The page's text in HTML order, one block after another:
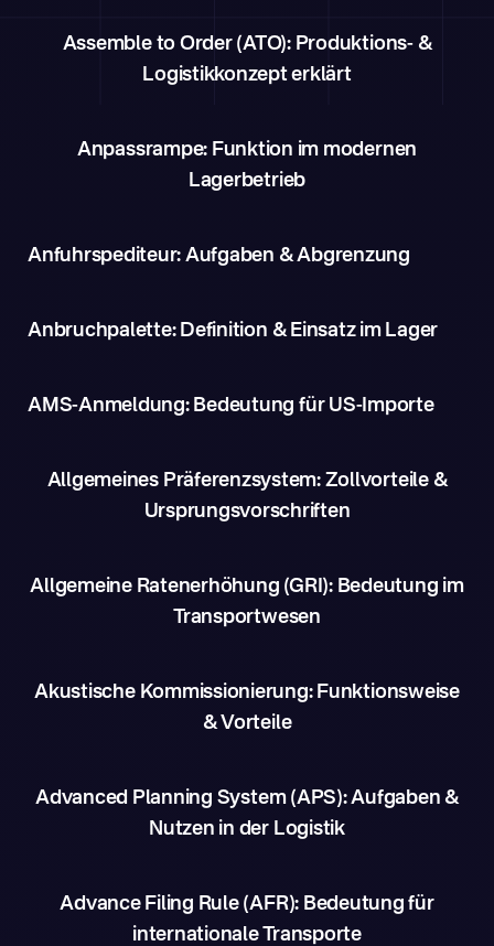
Assemble to Order (ATO): Produktions- &
Logistikkonzept erklärt
Anpassrampe: Funktion im modernen
Lagerbetrieb
Anfuhrspediteur: Aufgaben & Abgrenzung
Anbruchpalette: Definition & Einsatz im Lager
AMS-Anmeldung: Bedeutung für US-Importe
Allgemeines Präferenzsystem: Zollvorteile &
Ursprungsvorschriften
Allgemeine Ratenerhöhung (GRI): Bedeutung im
Transportwesen
Akustische Kommissionierung: Funktionsweise
& Vorteile
Advanced Planning System (APS): Aufgaben &
Nutzen in der Logistik
Advance Filing Rule (AFR): Bedeutung für
internationale Transporte